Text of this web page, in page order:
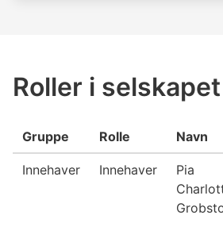
Roller i selskapet
Gruppe Rolle Navn
Innehaver Innehaver
Pia